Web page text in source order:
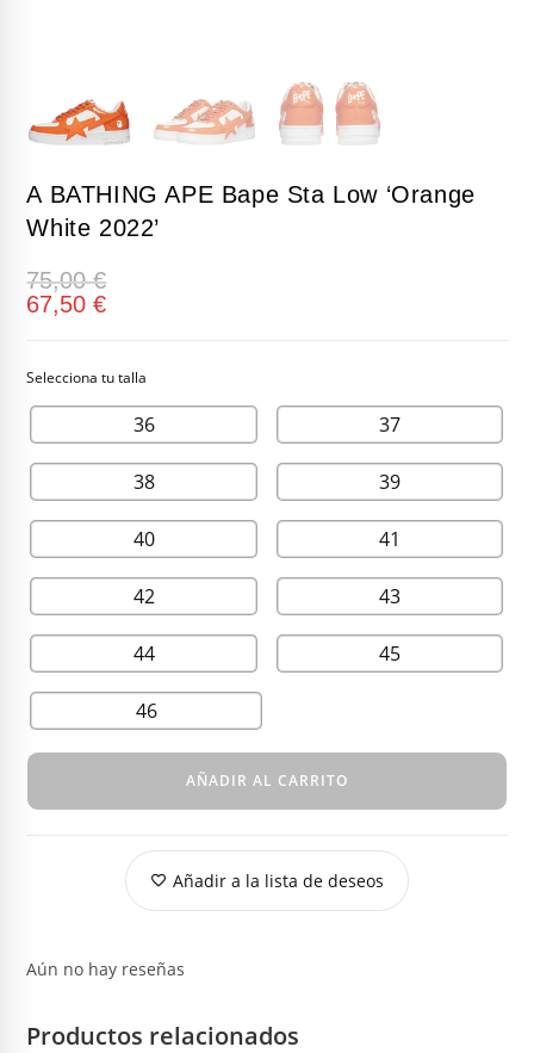
A BATHING APE Bape Sta Low ‘Orange
White 2022’
75,00€
67,50€
36 37
38 39
40 41
42 43
44 45
46
AÑADIR AL CARRITO
Añadir a la lista de deseos
Aún no hay reseñas
Productos relacionados